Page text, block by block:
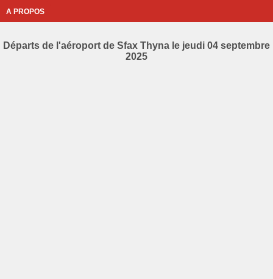
A PROPOS
Départs de l'aéroport de Sfax Thyna le jeudi 04 septembre
2025